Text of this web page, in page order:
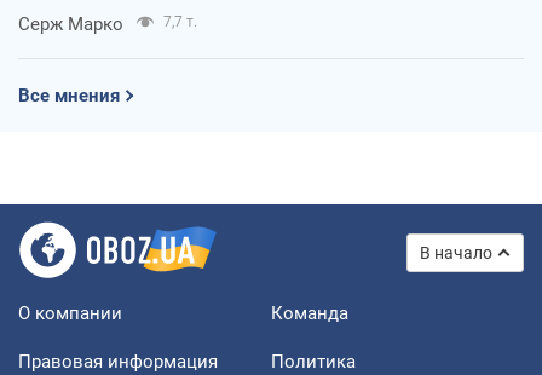
Серж Марко 7,7 т.
Все мнения
В начало
О компании Команда
Правовая информация
Политика